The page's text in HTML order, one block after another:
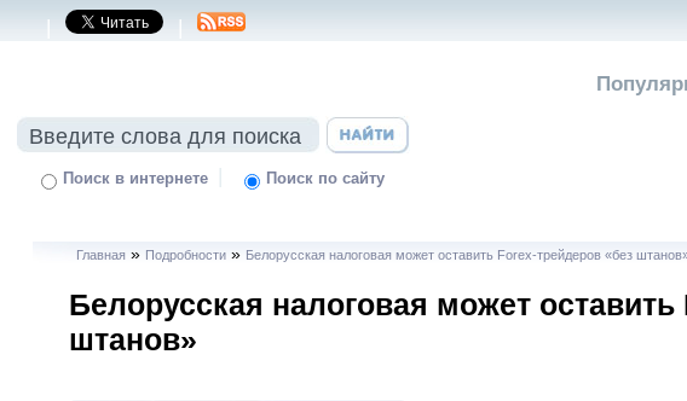
| |
Поиск в интернете | Поиск по сайту
Главная » Подробности» Белорусская налоговая может оставить Forex-трейдеров «без
Белорусская налоговая может
штанов»